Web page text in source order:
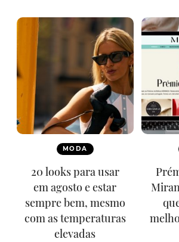
MODA
20 looks para usar
em agosto e estar
sempre bem, mesmo
com as temperaturas
elevadas